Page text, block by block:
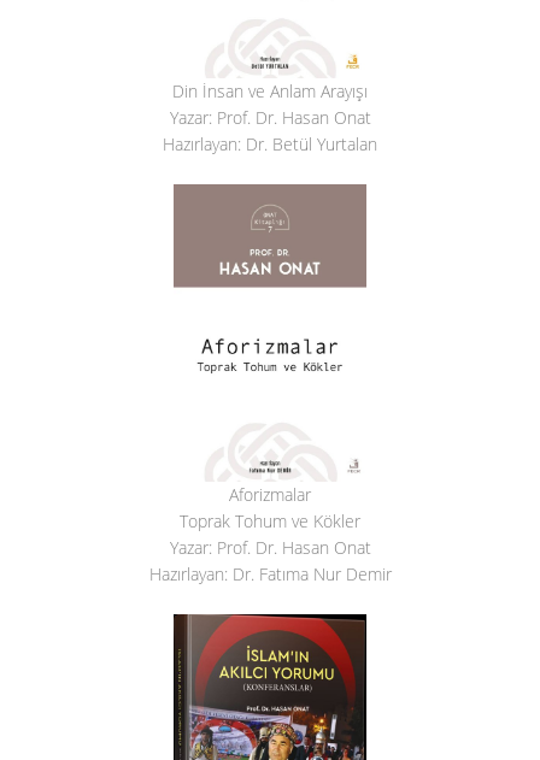
Din İnsan ve Anlam Arayışı
Yazar: Prof. Dr. Hasan Onat
Hazırlayan: Dr. Betül Yurtalan
Aforizmalar
Toprak Tohum ve Kökler
Yazar: Prof. Dr. Hasan Onat
Hazırlayan: Dr. Fatıma Nur Demir